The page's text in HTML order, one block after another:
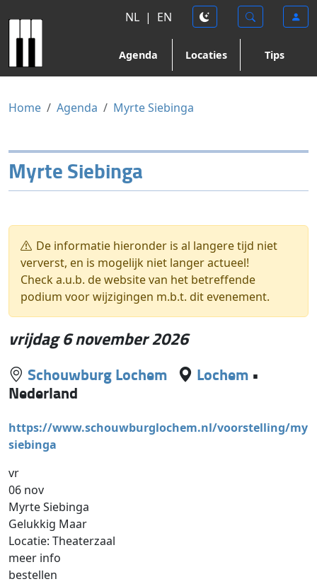
NL | EN
Agenda Locaties Tips
Home Agenda Myrte Siebinga
Myrte Siebinga
De informatie hieronder is al langere tijd niet
ververst, en is mogelijk niet langer actueel!
Check a.u.b. de website van het betreffende
podium voor wijzigingen m.b.t. dit evenement.
vrijdag 6 november 2026
Schouwburg Lochem Lochem •
Nederland
https://www.schouwburglochem.nl/voorstelling/
siebinga
vr
06 nov
Myrte Siebinga
Gelukkig Maar
Locatie: Theaterzaal
meer info
bestellen